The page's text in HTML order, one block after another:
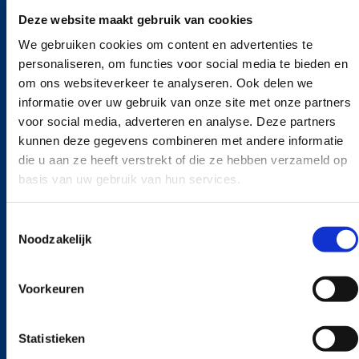
Deze website maakt gebruik van cookies
We gebruiken cookies om content en advertenties te
personaliseren, om functies voor social media te bieden en
om ons websiteverkeer te analyseren. Ook delen we
informatie over uw gebruik van onze site met onze partners
voor social media, adverteren en analyse. Deze partners
kunnen deze gegevens combineren met andere informatie
die u aan ze heeft verstrekt of die ze hebben verzameld op
basis van uw gebruik van hun services.
Noodzakelijk
Voorkeuren
Statistieken
Amalialaan 41
3743 KE Baarn
karst.dollekamp@ictcareer.com
035 548 90 48
Werving van specialisten